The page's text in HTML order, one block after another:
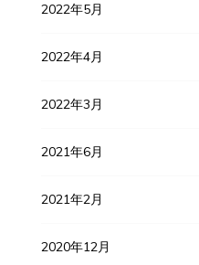
2022年5月
2022年4月
2022年3月
2021年6月
2021年2月
2020年12月